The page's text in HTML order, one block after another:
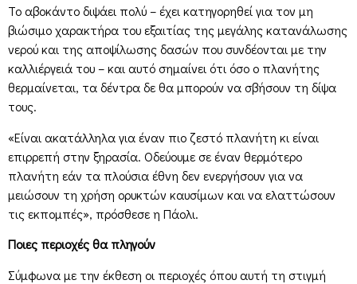
Το αβοκάντο διψάει πολύ – έχει κατηγορηθεί για τον μη
βιώσιμο χαρακτήρα του εξαιτίας της μεγάλης κατανάλωσης
νερού και της αποψίλωσης δασών που συνδέονται με την
καλλιέργειά του – και αυτό σημαίνει ότι όσο ο πλανήτης
θερμαίνεται, τα δέντρα δε θα μπορούν να σβήσουν τη δίψα
τους.
«Είναι ακατάλληλα για έναν πιο ζεστό πλανήτη κι είναι
επιρρεπή στην ξηρασία. Οδεύουμε σε έναν θερμότερο
πλανήτη εάν τα πλούσια έθνη δεν ενεργήσουν για να
μειώσουν τη χρήση ορυκτών καυσίμων και να ελαττώσουν
τις εκπομπές», πρόσθεσε η Πάολι.
Ποιες περιοχές θα πληγούν
Σύμφωνα με την έκθεση οι περιοχές όπου αυτή τη στιγμή